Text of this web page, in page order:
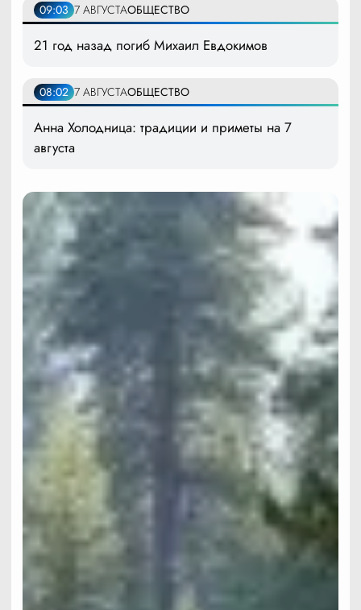
09:03 7 АВГУСТАОБЩЕСТВО
21 год назад погиб Михаил Евдокимов
08:02 7 АВГУСТАОБЩЕСТВО
Анна Холодница: традиции и приметы на 7
августа